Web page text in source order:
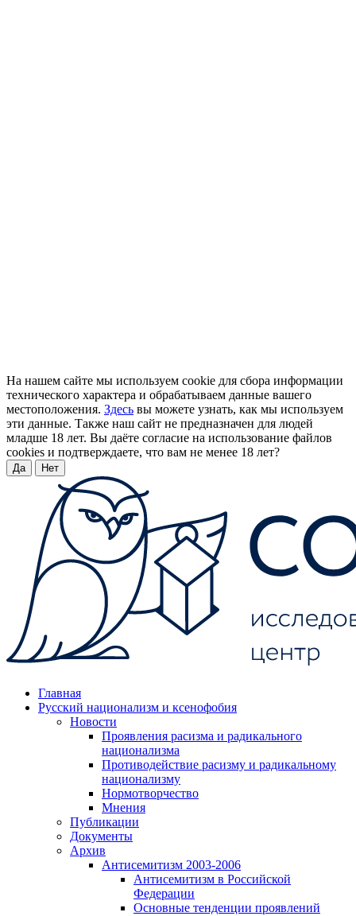
На нашем сайте мы используем cookie для сбора информации
технического характера и обрабатываем данные вашего
местоположения. Здесь вы можете узнать, как мы используем
эти данные. Также наш сайт не предназначен для людей
младше 18 лет. Вы даёте согласие на использование файлов
cookies и подтверждаете, что вам не менее 18 лет?
Да Нет
Главная
Русский национализм и ксенофобия
Новости
Проявления расизма и радикального
национализма
Противодействие расизму и радикальному
национализму
Нормотворчество
Мнения
Публикации
Документы
Архив
Антисемитизм 2003-2006
Антисемитизм в Российской
Федерации
Основные тенденции проявлений